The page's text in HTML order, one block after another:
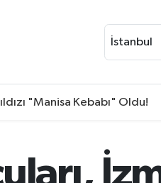
İstanbul
"Manisa Kebabı" Oldu!